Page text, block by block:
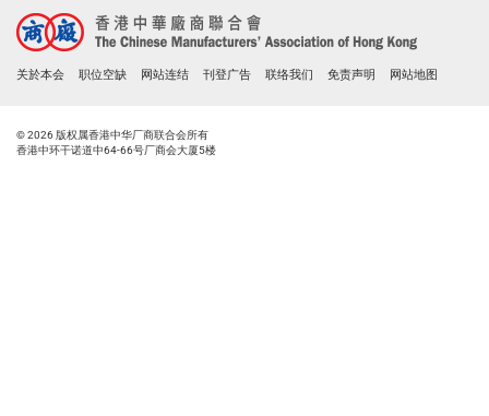
关於本会 职位空缺 网站连结 刊登广告 联络我们 免责声明 网站地图
© 2026 版权属香港中华厂商联合会所有
香港中环干诺道中64-66号厂商会大厦5楼